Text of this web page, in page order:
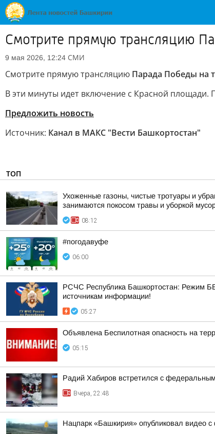
Смотрите прямую трансляцию
9 мая 2026, 12:24 СМИ
Смотрите прямую трансляцию Парада Победы на
В эти минуты идет включение с Красной площади.
Предложить новость
Источник: Канал в МАКС "Вести Башкортостан"
ТОП
Ухоженные газоны, чистые тротуары и
занимаются покосом травы и уборкой
08:12
#погодавуфе
06:00
РСЧС Республика Башкортостан: Режим
источникам информации!
05:27
Объявлена Беспилотная опасность на
05:15
Радий Хабиров встретился с
Вчера, 22:48
Нацпарк «Башкирия» опубликовал видео